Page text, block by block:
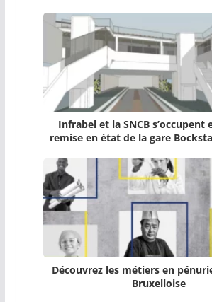
Infrabel et la SNCB s’occupent
remise en état de la gare
Découvrez les métiers en
Bruxelloise